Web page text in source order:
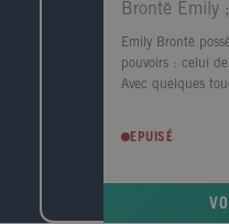
Emily Brontë
pouvoirs : celui
Avec quelques
lande, elle fait
l'image d'un
EPUISÉ